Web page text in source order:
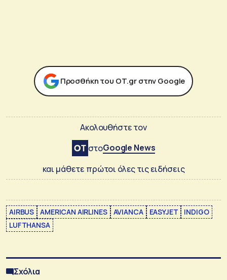
Προσθήκη του ΟΤ.gr στην Google
Ακολουθήστε τον
στοGoogle News
και μάθετε πρώτοι όλες τις ειδήσεις
AIRBUS AMERICAN AIRLINES AVIANCA EASYJET
INDIGO
LUFTHANSA
Σχόλια